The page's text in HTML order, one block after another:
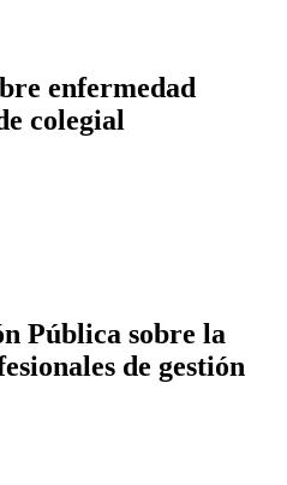
enfermedad
colegial
Pública sobre la
de gestión